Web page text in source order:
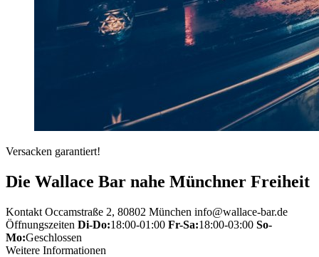
Versacken garantiert!
Die Wallace Bar nahe Münchner Freiheit
Kontakt Occamstraße 2, 80802 München info@wallace-bar.de
Öffnungszeiten Di-Do:18:00-01:00 Fr-Sa:18:00-03:00 So-
Mo:Geschlossen
Weitere Informationen